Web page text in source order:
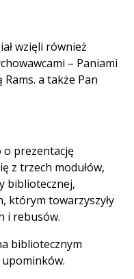
wzięli również
– Paniami
a także Pan
o prezentację
z trzech modułów,
bibliotecznej,
którym towarzyszyły
i rebusów.
bibliotecznym